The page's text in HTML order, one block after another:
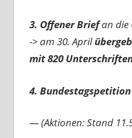
3. Offener Briefan die
-> am 30. April
mit 820
4. Bundestagspetition
— (Aktionen: Stand